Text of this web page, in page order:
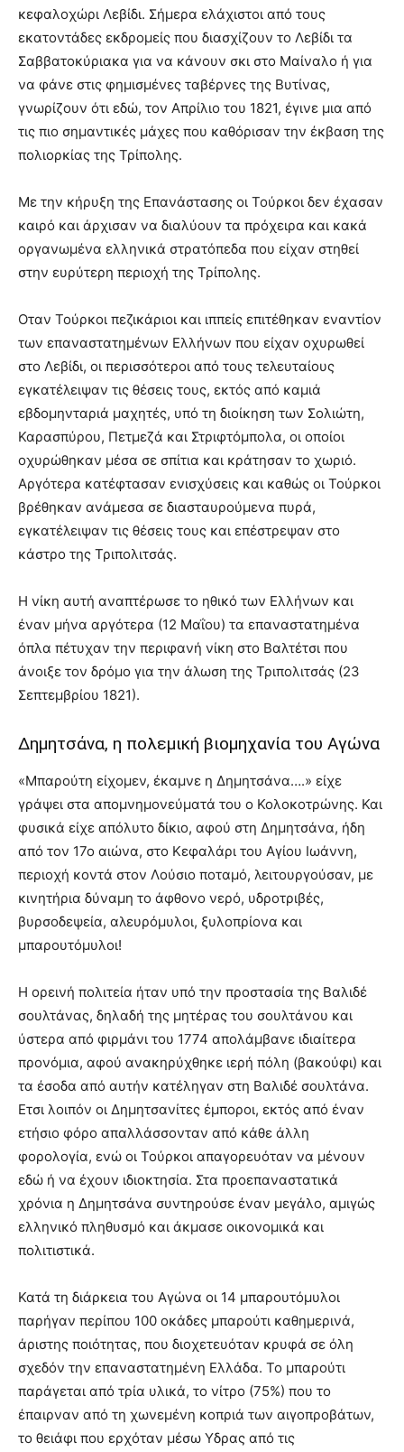
κεφαλοχώρι Λεβίδι. Σήμερα ελάχιστοι από τους
εκατοντάδες εκδρομείς που διασχίζουν το Λεβίδι τα
Σαββατοκύριακα για να κάνουν σκι στο Μαίναλο ή για
να φάνε στις φημισμένες ταβέρνες της Βυτίνας,
γνωρίζουν ότι εδώ, τον Απρίλιο του 1821, έγινε μια από
τις πιο σημαντικές μάχες που καθόρισαν την έκβαση της
πολιορκίας της Τρίπολης.
Με την κήρυξη της Επανάστασης οι Τούρκοι δεν έχασαν
καιρό και άρχισαν να διαλύουν τα πρόχειρα και κακά
οργανωμένα ελληνικά στρατόπεδα που είχαν στηθεί
στην ευρύτερη περιοχή της Τρίπολης.
Οταν Τούρκοι πεζικάριοι και ιππείς επιτέθηκαν εναντίον
των επαναστατημένων Ελλήνων που είχαν οχυρωθεί
στο Λεβίδι, οι περισσότεροι από τους τελευταίους
εγκατέλειψαν τις θέσεις τους, εκτός από καμιά
εβδομηνταριά μαχητές, υπό τη διοίκηση των Σολιώτη,
Καρασπύρου, Πετμεζά και Στριφτόμπολα, οι οποίοι
οχυρώθηκαν μέσα σε σπίτια και κράτησαν το χωριό.
Αργότερα κατέφτασαν ενισχύσεις και καθώς οι Τούρκοι
βρέθηκαν ανάμεσα σε διασταυρούμενα πυρά,
εγκατέλειψαν τις θέσεις τους και επέστρεψαν στο
κάστρο της Τριπολιτσάς.
Η νίκη αυτή αναπτέρωσε το ηθικό των Ελλήνων και
έναν μήνα αργότερα (12 Μαΐου) τα επαναστατημένα
όπλα πέτυχαν την περιφανή νίκη στο Βαλτέτσι που
άνοιξε τον δρόμο για την άλωση της Τριπολιτσάς (23
Σεπτεμβρίου 1821).
Δημητσάνα, η πολεμική βιομηχανία του Αγώνα
«Μπαρούτη είχομεν, έκαμνε η Δημητσάνα….» είχε
γράψει στα απομνημονεύματά του ο Κολοκοτρώνης. Και
φυσικά είχε απόλυτο δίκιο, αφού στη Δημητσάνα, ήδη
από τον 17ο αιώνα, στο Κεφαλάρι του Αγίου Ιωάννη,
περιοχή κοντά στον Λούσιο ποταμό, λειτουργούσαν, με
κινητήρια δύναμη το άφθονο νερό, υδροτριβές,
βυρσοδεψεία, αλευρόμυλοι, ξυλοπρίονα και
μπαρουτόμυλοι!
Η ορεινή πολιτεία ήταν υπό την προστασία της Βαλιδέ
σουλτάνας, δηλαδή της μητέρας του σουλτάνου και
ύστερα από φιρμάνι του 1774 απολάμβανε ιδιαίτερα
προνόμια, αφού ανακηρύχθηκε ιερή πόλη (βακούφι) και
τα έσοδα από αυτήν κατέληγαν στη Βαλιδέ σουλτάνα.
Ετσι λοιπόν οι Δημητσανίτες έμποροι, εκτός από έναν
ετήσιο φόρο απαλλάσσονταν από κάθε άλλη
φορολογία, ενώ οι Τούρκοι απαγορευόταν να μένουν
εδώ ή να έχουν ιδιοκτησία. Στα προεπαναστατικά
χρόνια η Δημητσάνα συντηρούσε έναν μεγάλο, αμιγώς
ελληνικό πληθυσμό και άκμασε οικονομικά και
πολιτιστικά.
Κατά τη διάρκεια του Αγώνα οι 14 μπαρουτόμυλοι
παρήγαν περίπου 100 οκάδες μπαρούτι καθημερινά,
άριστης ποιότητας, που διοχετευόταν κρυφά σε όλη
σχεδόν την επαναστατημένη Ελλάδα. Το μπαρούτι
παράγεται από τρία υλικά, το νίτρο (75%) που το
έπαιρναν από τη χωνεμένη κοπριά των αιγοπροβάτων,
το θειάφι που ερχόταν μέσω Υδρας από τις